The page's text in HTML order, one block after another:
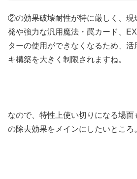
②の効果破壊耐性が特に厳しく、現
発や強力な汎用魔法・罠カード、
ターの使用ができなくなるため、活
キ構築を大きく制限されますね。
なので、特性上使い切りになる場
の除去効果をメインにしたいところ